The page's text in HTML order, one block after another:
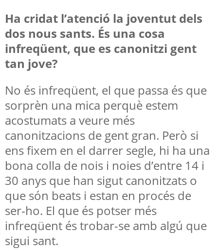
Ha cridat l’atenció la joventut dels
dos nous sants. És una cosa
infreqüent, que es canonitzi gent
tan jove?
No és infreqüent, el que passa és que
sorprèn una mica perquè estem
acostumats a veure més
canonitzacions de gent gran. Però si
ens fixem en el darrer segle, hi ha una
bona colla de nois i noies d’entre 14 i
30 anys que han sigut canonitzats o
que són beats i estan en procés de
ser-ho. El que és potser més
infreqüent és trobar-se amb algú que
sigui sant.